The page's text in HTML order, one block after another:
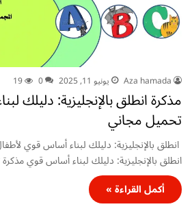
Aza hamada يونيو 11, 2025 0
19
تحميل مجاني
انطلق بالإنجليزية: دليلك لبناء أساس قوي
أكمل القراءة »